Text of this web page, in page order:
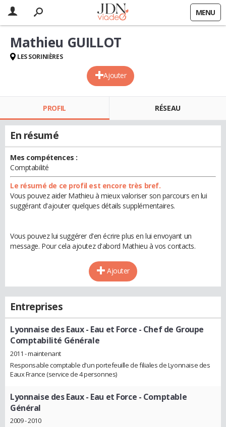
MENU
Ajouter
Mathieu GUILLOT
LES SORINIÈRES
PROFIL RÉSEAU
En résumé
Mes compétences :
Comptabilité
Le résumé de ce profil est encore très bref.
Vous pouvez aider Mathieu à mieux valoriser son parcours en lui
suggérant d'ajouter quelques détails supplémentaires.
Vous pouvez lui suggérer d'en écrire plus en lui envoyant un
message. Pour cela ajoutez d'abord Mathieu à vos contacts.
Ajouter
Entreprises
Lyonnaise des Eaux - Eau et Force - Chef de Groupe
Comptabilité Générale
2011 - maintenant
Responsable comptable d'un portefeuille de filiales de Lyonnaise des
Eaux France (service de 4 personnes)
Lyonnaise des Eaux - Eau et Force - Comptable
Général
2009 - 2010